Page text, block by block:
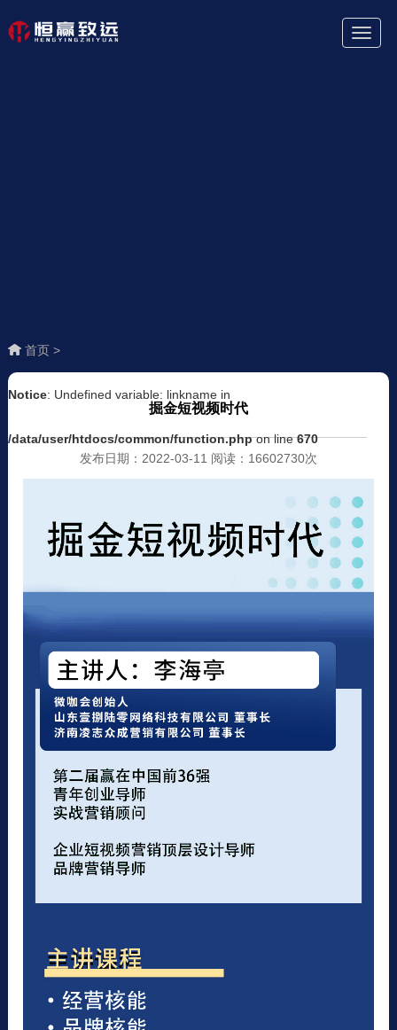
首页 >
Notice: Undefined variable: linkname in
/data/user/htdocs/common/function.phpon line670
掘金短视频时代
发布日期：2022-03-11 阅读：16602730次